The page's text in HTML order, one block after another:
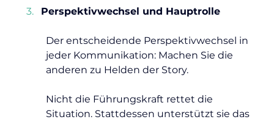
Perspektivwechsel und Hauptrolle
Der entscheidende Perspektivwechsel in
jeder Kommunikation: Machen Sie die
anderen zu Helden der Story.
Nicht die Führungskraft rettet die
Situation. Stattdessen unterstützt sie das